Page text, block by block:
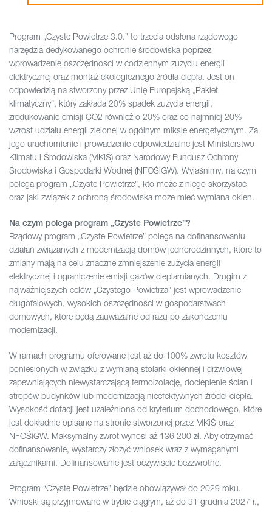
Program „Czyste Powietrze 3.0.” to trzecia odsłona rządowego
narzędzia dedykowanego ochronie środowiska poprzez
wprowadzenie oszczędności w codziennym zużyciu energii
elektrycznej oraz montaż ekologicznego źródła ciepła. Jest on
odpowiedzią na stworzony przez Unię Europejską „Pakiet
klimatyczny”, który zakłada 20% spadek zużycia energii,
zredukowanie emisji CO2 również o 20% oraz co najmniej 20%
wzrost udziału energii zielonej w ogólnym miksie energetycznym. Za
jego uruchomienie i prowadzenie odpowiedzialne jest Ministerstwo
Klimatu i Środowiska (MKiŚ) oraz Narodowy Fundusz Ochrony
Środowiska i Gospodarki Wodnej (NFOŚiGW). Wyjaśnimy, na czym
polega program „Czyste Powietrze”, kto może z niego skorzystać
oraz jaki związek z ochroną środowiska może mieć wymiana okien.
Na czym polega program „Czyste Powietrze”?
Rządowy program „Czyste Powietrze” polega na dofinansowaniu
działań związanych z modernizacją domów jednorodzinnych, które to
zmiany mają na celu znaczne zmniejszenie zużycia energii
elektrycznej i ograniczenie emisji gazów cieplarnianych. Drugim z
najważniejszych celów „Czystego Powietrza” jest wprowadzenie
długofalowych, wysokich oszczędności w gospodarstwach
domowych, które będą zauważalne od razu po zakończeniu
modernizacji.
W ramach programu oferowane jest aż do 100% zwrotu kosztów
poniesionych w związku z wymianą stolarki okiennej i drzwiowej
zapewniających niewystarczającą termoizolację, docieplenie ścian i
stropów budynków lub modernizacją nieefektywnych źródeł ciepła.
Wysokość dotacji jest uzależniona od kryterium dochodowego, które
jest dokładnie opisane na stronie stworzonej przez MKiŚ oraz
NFOŚiGW. Maksymalny zwrot wynosi aż 136 200 zł. Aby otrzymać
dofinansowanie, wystarczy złożyć wniosek wraz z wymaganymi
załącznikami. Dofinansowanie jest oczywiście bezzwrotne.
Program “Czyste Powietrze” będzie obowiązywał do 2029 roku.
Wnioski są przyjmowane w trybie ciągłym, aż do 31 grudnia 2027 r.,